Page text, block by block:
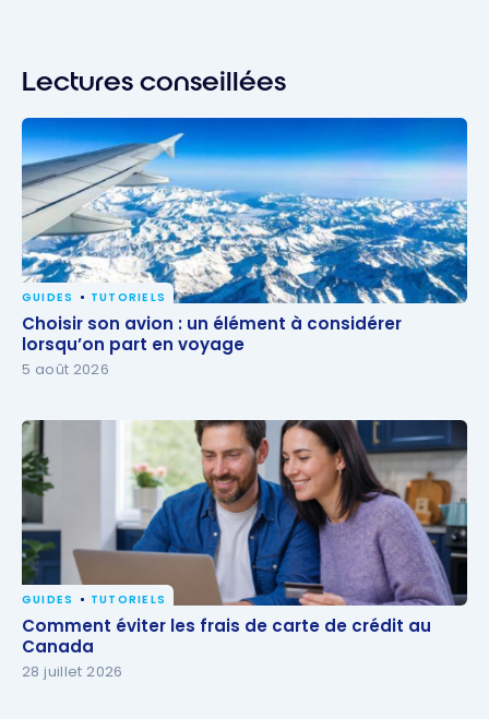
Lectures conseillées
Choisir son avion : un élément à considérer
lorsqu’on part en voyage
GUIDES TUTORIELS
Choisir son avion : un élément à considérer
lorsqu’on part en voyage
5 août 2026
Comment éviter les frais de carte de crédit au
Canada
GUIDES TUTORIELS
Comment éviter les frais de carte de crédit au
Canada
28 juillet 2026